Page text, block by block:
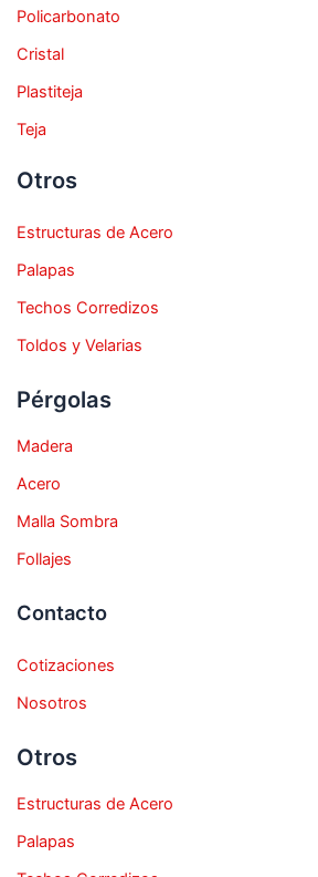
Policarbonato
Cristal
Plastiteja
Teja
Otros
Estructuras de Acero
Palapas
Techos Corredizos
Toldos y Velarias
Pérgolas
Madera
Acero
Malla Sombra
Follajes
Contacto
Cotizaciones
Nosotros
Otros
Estructuras de Acero
Palapas